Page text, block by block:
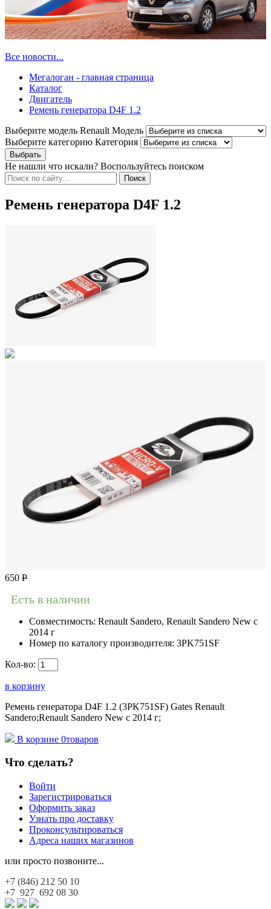
Все новости...
Мегалоган - главная страница
Каталог
Двигатель
Ремень генератора D4F 1.2
Выберите модель Renault Модель
Выберите категорию Категория
Не нашли что искали? Воспользуйтесь поиском
Ремень генератора D4F 1.2
650 Р
Есть в наличии
Совместимость: Renault Sandero, Renault Sandero New с
2014 г
Номер по каталогу производителя: 3PK751SF
Кол-во:
в корзину
Ремень генератора D4F 1.2 (3PK751SF) Gates Renault
Sandero;Renault Sandero New с 2014 г;
В корзине 0товаров
Что сделать?
Войти
Зарегистрироваться
Оформить заказ
Узнать про доставку
Проконсультироваться
Адреса наших магазинов
или просто позвоните...
+7 (846) 212 50 10
+7 927 692 08 30